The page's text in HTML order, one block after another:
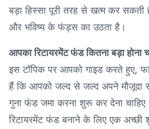
बड़ा हिस्सा पूरी तरह से खत्म कर सकती
और भविष्य के फंड्स का उठता है।
आपका रिटायरमेंट फंड कितना बड़ा होना
इस टॉपिक पर आपको गाइड करते हुए,
हैं कि आपको जल्द से जल्द अपने मौजूदा
गुना फंड जमा करना शुरू कर देना
रिटायरमेंट फंड बनाने के लिए एक